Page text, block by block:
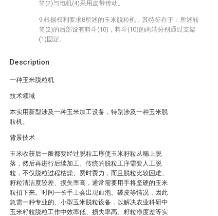
Description
一种玉米脱粒机
技术领域
本实用新型涉及一种玉米加工设备，特别涉及一种玉米脱
粒机。
背景技术
玉米收获后一般都要经过脱粒工序使玉米籽粒从穗上脱
落，然后再进行后续加工。传统的脱粒工序需要人工脱
粒，不仅脱粒过程枯燥、费时费力，而且脱粒比较困难、
籽粒清洁度较差、损失率高，通常需要用手将坚硬的玉米
粒扣下来。时间一长手上会出现血泡、破皮等情况，因此
急需一种专业的、小型玉米脱粒设备，以解决农业科研中
玉米籽粒脱粒工作中效率低、损失率高、籽粒净度差等实
筒(2)与电机(4)采用皮带传动。
9.根据权利要求8所述的玉米脱粒机，其特征在于：所述转
筒(2)的后部设有料斗(10)，料斗(10)的两端分别通过支架
(1)固定。